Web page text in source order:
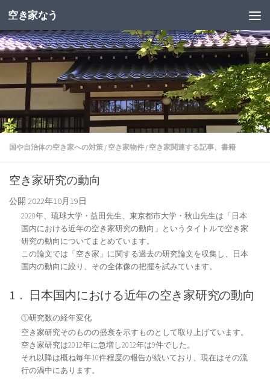
空き家なう
国や自治体の空き家への対策 / 空き家物件 / 空き家関連する記事、書籍
空き家研究の動向
公開 2022年10月19日
2020年、琉球大学・益田先生、東京都市大学・秋山先生は「日本
国内における近年の空き家研究の動向」というタイトルで空き家
研究の動向についてまとめています。
この論文では「空き家」に関する過去の研究論文を収集し、日本
国内の動向に絞り、その全体像の把握を試みています。
1． 日本国内における近年の空き家研究の動向
①研究数の経年変化
空き家研究そのものの盛衰を示すものとして取り上げています。
空き家研究は2012年に急増し2012年は9件でした。
それ以降は概ね毎年10件程度の報告が続いており、現在はその流
行の渦中にあります。